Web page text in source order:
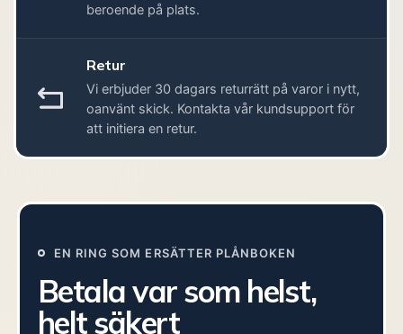
beroende på plats.
Retur
Vi erbjuder 30 dagars returrätt på varor i nytt,
oanvänt skick. Kontakta vår kundsupport för
att initiera en retur.
EN RING SOM ERSÄTTER PLÅNBOKEN
Betala var som helst,
helt säkert